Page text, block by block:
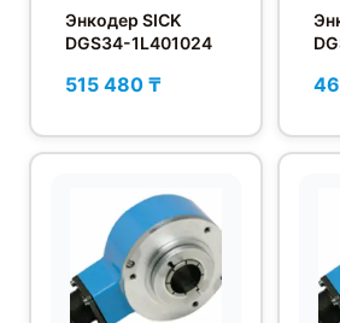
Энкодер SICK
DGS34-1L401024
515 480 ₸